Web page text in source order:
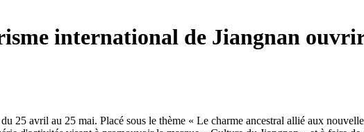
international de Jiangnan
25 avril au 25 mai. Placé sous le thème « Le charme ancestral allié aux